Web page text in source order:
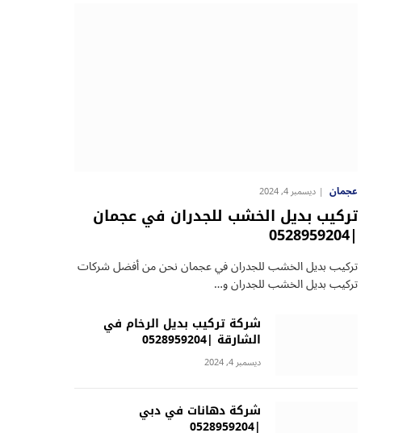
عجمان ديسمبر 4, 2024
تركيب بديل الخشب للجدران في عجمان
|0528959204
تركيب بديل الخشب للجدران في عجمان نحن من أفضل شركات
تركيب بديل الخشب للجدران و…
شركة تركيب بديل الرخام في
الشارقة |0528959204
ديسمبر 4, 2024
شركة دهانات في دبي
|0528959204